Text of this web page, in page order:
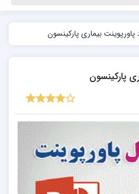
پاورپوینت بیماری پارکینسون
پارکینسون